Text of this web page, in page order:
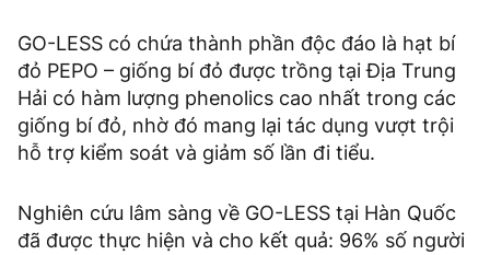
GO-LESS có chứa thành phần độc đáo là hạt bí
đỏ PEPO – giống bí đỏ được trồng tại Địa Trung
Hải có hàm lượng phenolics cao nhất trong các
giống bí đỏ, nhờ đó mang lại tác dụng vượt trội
hỗ trợ kiểm soát và giảm số lần đi tiểu.
Nghiên cứu lâm sàng về GO-LESS tại Hàn Quốc
đã được thực hiện và cho kết quả: 96% số người